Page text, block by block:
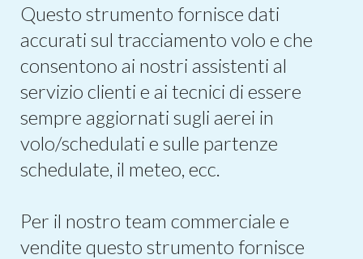
Questo strumento fornisce dati
accurati sul tracciamento volo e che
consentono ai nostri assistenti al
servizio clienti e ai tecnici di essere
sempre aggiornati sugli aerei in
volo/schedulati e sulle partenze
schedulate, il meteo, ecc.
Per il nostro team commerciale e
vendite questo strumento fornisce